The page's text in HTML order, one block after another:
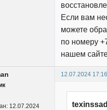
Если вам
можете
по номеру
нашем
12.07.2024
12.07.2024